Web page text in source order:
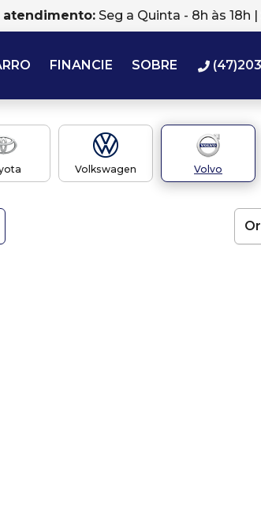
atendimento: Seg a Quinta - 8h às 18h |
FINANCIE SOBRE
Volkswagen Volvo